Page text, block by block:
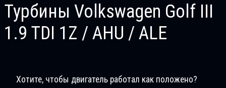
Турбины Volkswagen Golf III
1.9 TDI 1Z / AHU / ALE
Хотите, чтобы двигатель работал как положено?